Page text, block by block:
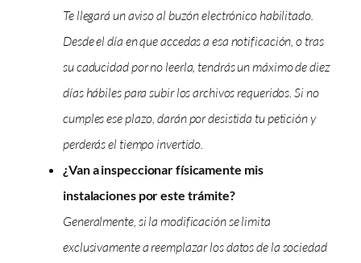
Te llegará un aviso al buzón electrónico habilitado.
Desde el día en que accedas a esa notificación, o tras
su caducidad por no leerla, tendrás un máximo de diez
días hábiles para subir los archivos requeridos. Si no
cumples ese plazo, darán por desistida tu petición y
perderás el tiempo invertido.
¿Van a inspeccionar físicamente mis
instalaciones por este trámite?
Generalmente, si la modificación se limita
exclusivamente a reemplazar los datos de la sociedad